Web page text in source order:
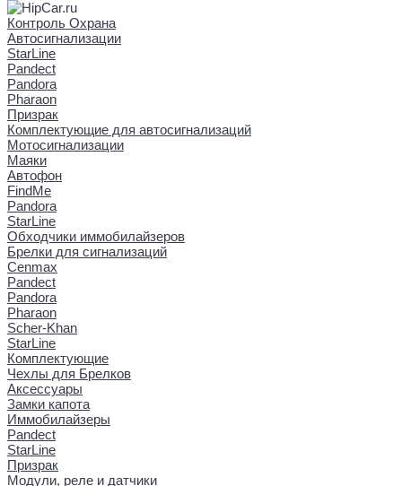
Контроль Охрана
Автосигнализации
StarLine
Pandect
Pandora
Pharaon
Призрак
Комплектующие для автосигнализаций
Мотосигнализации
Маяки
Автофон
FindMe
Pandora
StarLine
Обходчики иммобилайзеров
Брелки для сигнализаций
Cenmax
Pandect
Pandora
Pharaon
Scher-Khan
StarLine
Комплектующие
Чехлы для Брелков
Аксессуары
Замки капота
Иммобилайзеры
Pandect
StarLine
Призрак
Модули, реле и датчики